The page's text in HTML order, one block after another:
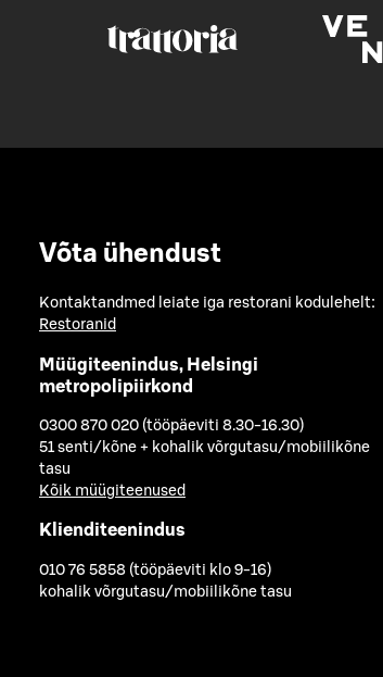
Võta ühendust
Kontaktandmed leiate iga restorani kodulehelt:
Restoranid
Müügiteenindus, Helsingi
metropolipiirkond
0300 870 020 (tööpäeviti 8.30-16.30)
51 senti/kõne + kohalik võrgutasu/mobiilikõne
tasu
Kõik müügiteenused
Klienditeenindus
010 76 5858 (tööpäeviti klo 9-16)
kohalik võrgutasu/mobiilikõne tasu